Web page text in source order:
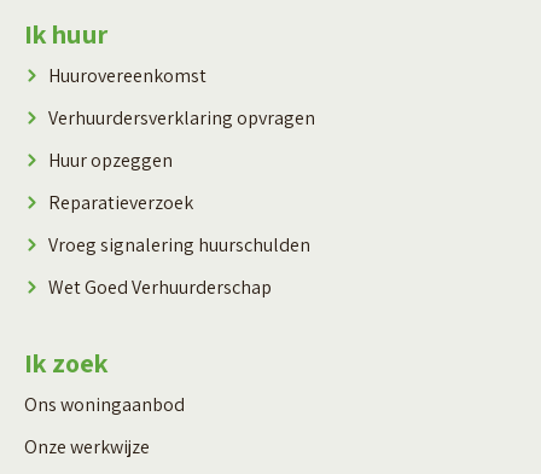
Contactinformatie
Ik huur
Huurovereenkomst
Verhuurdersverklaring opvragen
Huur opzeggen
Reparatieverzoek
Vroeg signalering huurschulden
Wet Goed Verhuurderschap
Ik zoek
Ons woningaanbod
Onze werkwijze